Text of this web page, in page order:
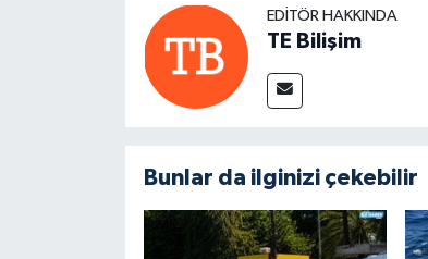
EDITÖR HAKKINDA
TE Bilişim
Bunlar da ilginizi çekebilir